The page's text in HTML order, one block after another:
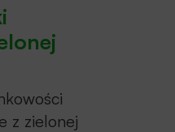
z zielonej